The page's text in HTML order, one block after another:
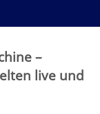
–
live und